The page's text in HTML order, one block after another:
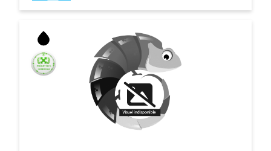
-
C13T878240
/
C13T838240